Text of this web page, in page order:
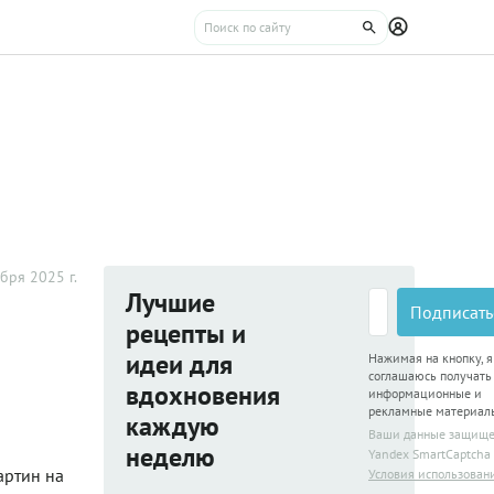
2025 г.
на
Лучшие
рецепты и
идеи для
вдохновения
каждую
неделю
Нажимая на кнопку, я
соглашаюсь получать
информационные и
рекламные
Ваши данные
Yandex SmartCaptcha
Условия